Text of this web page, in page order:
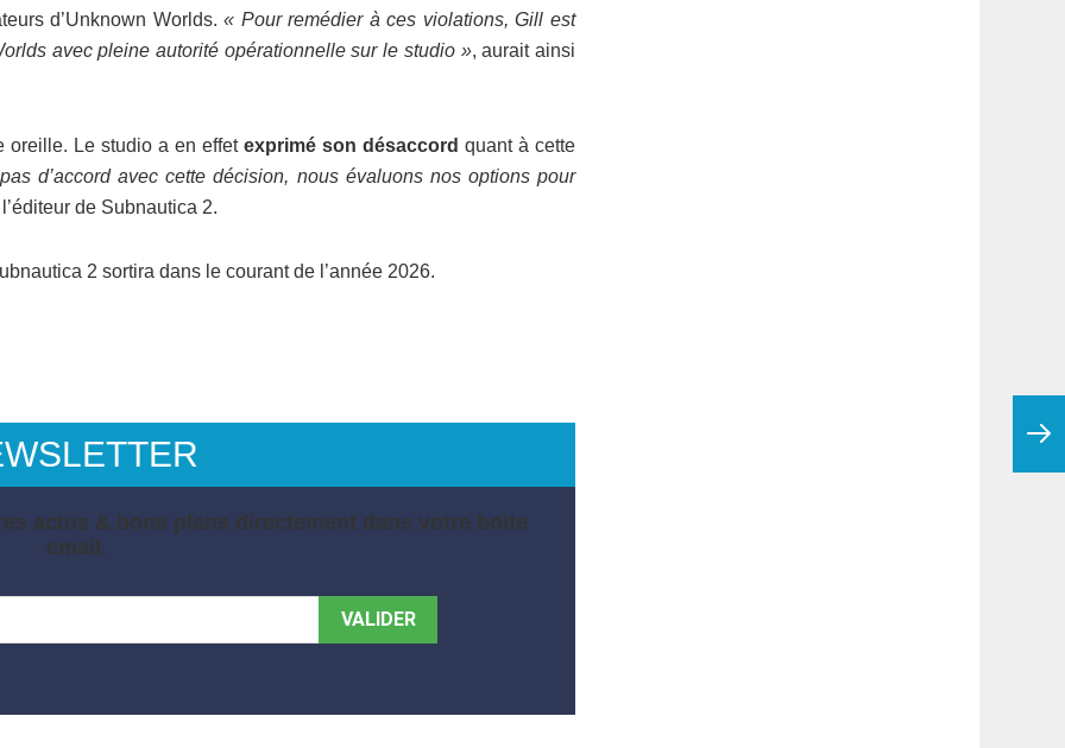
d’Unknown Worlds.« Pour remédier à ces violations, Gill est
avec pleine autorité opérationnelle sur le studio », aurait ainsi
oreille. Le studio a en effet exprimé son désaccord quant à cette
d’accord avec cette décision, nous évaluons nos options pour
de Subnautica 2.
2 sortira dans le courant de l’année 2026.
actus & bons plans directement dans votre boite
email.